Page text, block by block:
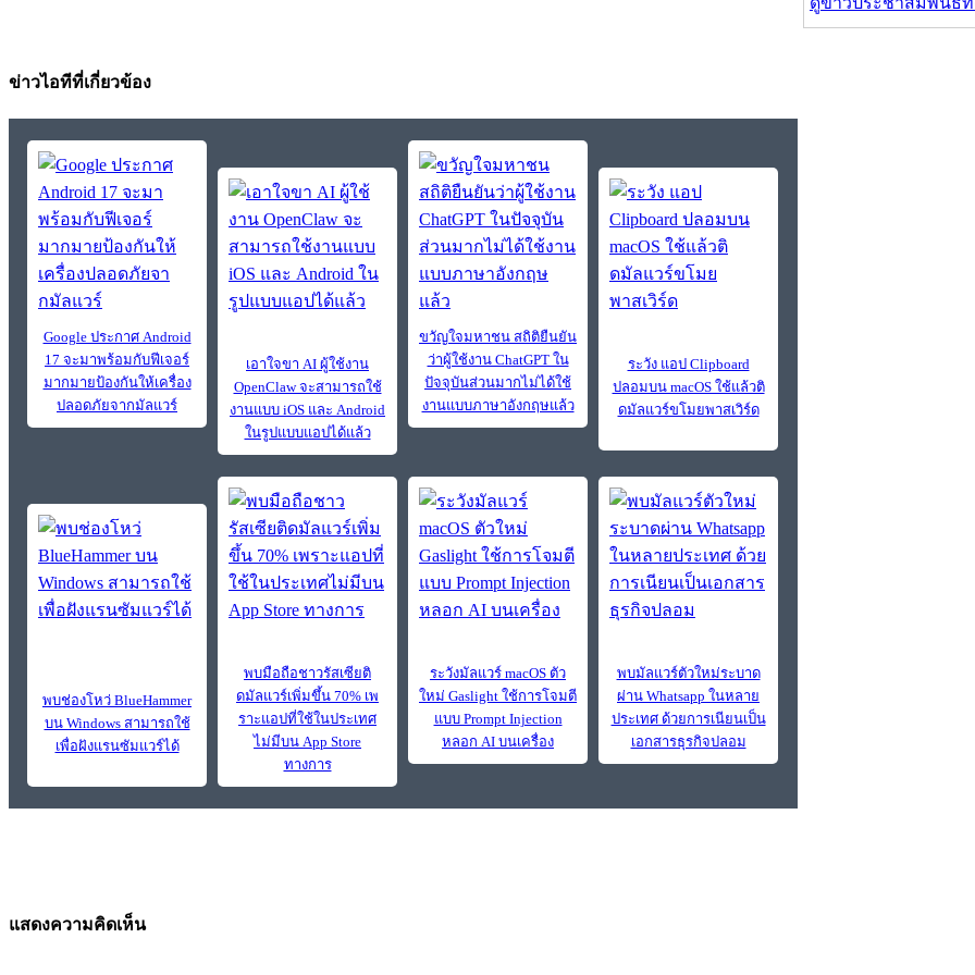
ข่าวไอทีที่เกี่ยวข้อง
Google ประกาศ Android
17 จะมาพร้อมกับฟีเจอร์
มากมายป้องกันให้เครื่อง
ปลอดภัยจากมัลแวร์
เอาใจขา AI ผู้ใช้งาน
OpenClaw จะสามารถใช้
งานแบบ iOS และ Android
ในรูปแบบแอปได้แล้ว
ขวัญใจมหาชน สถิติยืนยัน
ว่าผู้ใช้งาน ChatGPT ใน
ปัจจุบันส่วนมากไม่ได้ใช้
งานแบบภาษาอังกฤษแล้ว
ระวัง แอป Clipboard
ปลอมบน macOS ใช้แล้วติ
ดมัลแวร์ขโมยพาสเวิร์ด
พบช่องโหว่ BlueHammer
บน Windows สามารถใช้
เพื่อฝังแรนซัมแวร์ได้
พบมือถือชาวรัสเซียติ
ดมัลแวร์เพิ่มขึ้น 70% เพ
ราะแอปที่ใช้ในประเทศ
ไม่มีบน App Store
ทางการ
ระวังมัลแวร์ macOS ตัว
ใหม่ Gaslight ใช้การโจมตี
แบบ Prompt Injection
หลอก AI บนเครื่อง
พบมัลแวร์ตัวใหม่ระบาด
ผ่าน Whatsapp ในหลาย
ประเทศ ด้วยการเนียนเป็น
เอกสารธุรกิจปลอม
แสดงความคิดเห็น